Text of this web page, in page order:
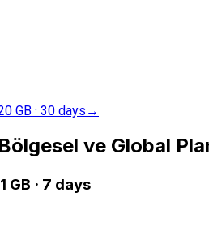
GB · 30 days →
ve Global
GB · 7 days